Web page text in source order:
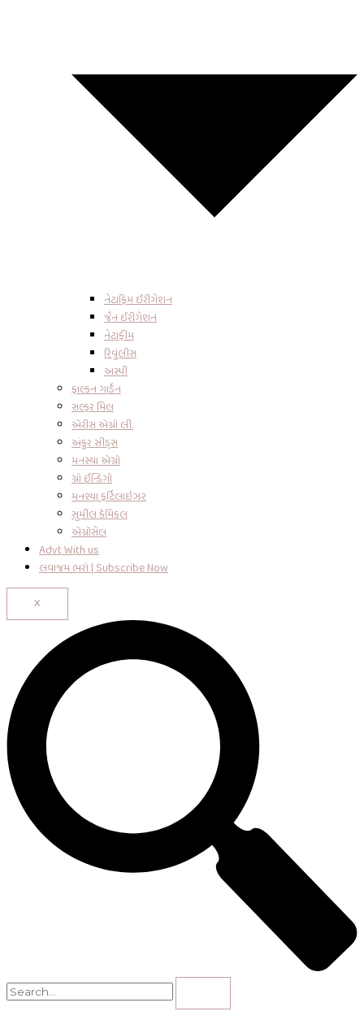
નેટાફિમ ઈરીગેશન
જૈન ઈરીગેશન
નેટાફીમ
રિવુંલીસ
અસ્પી
ફાલ્કન ગાર્ડેન
સલ્ફર મિલ
એરીસ એગ્રો લી.
અંકુર સીડ્સ
મનસ્યા એગ્રો
ગ્રો ઈન્ડિગો
મનશ્યા ફર્ટિલાઇઝર
સુમીલ કેમિકલ
એગ્રોસેલ
Advt With us
લવાજમ ભરો | Subscribe Now
X